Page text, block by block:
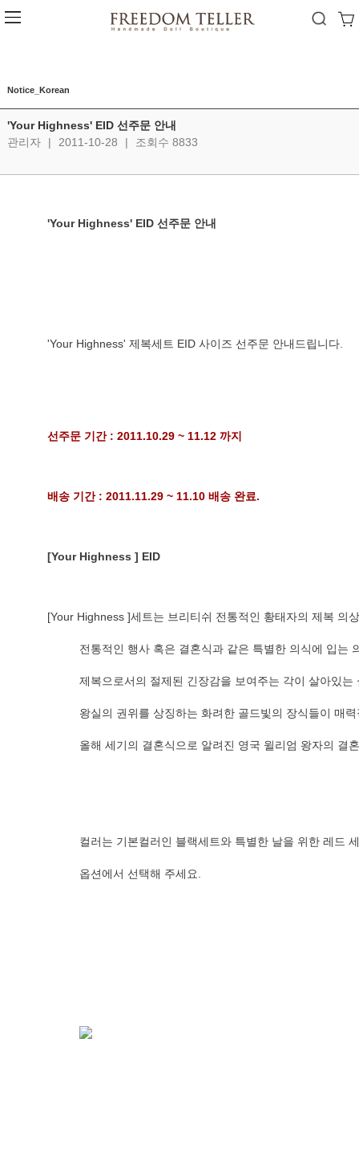
Notice_Korean
'Your Highness' EID 선주문 안내
관리자
| 2011-10-28 | 조회수 8833
'Your Highness' EID 선주문 안내
'Your Highness' 제복세트 EID 사이즈 선주문 안내드립니다.
선주문 기간 : 2011.10.29 ~ 11.12 까지
배송 기간 : 2011.11.29 ~ 11.10 배송 완료.
[Your Highness ] EID
[Your Highness ]세트는 브리티쉬 전통적인 황태자의 제복 의
전통적인 행사 혹은 결혼식과 같은 특별한 의식에 입
제복으로서의 절제된 긴장감을 보여주는 각이 살아있
왕실의 권위를 상징하는 화려한 골드빛의 장식들이
올해 세기의 결혼식으로 알려진 영국 윌리엄 왕자
컬러는 기본컬러인 블랙세트와 특별한 날을 위한
          옵션에서 선택해 주세요.